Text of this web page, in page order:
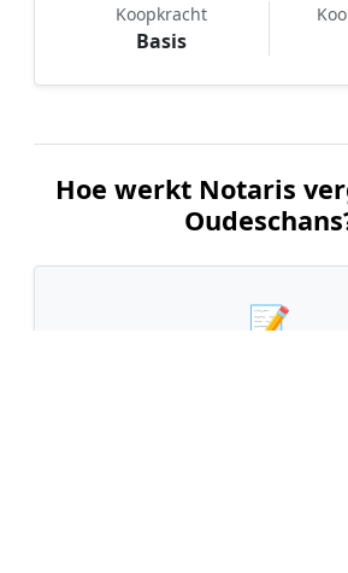
Koopkracht
Basis
Hoe werkt Notaris
📝